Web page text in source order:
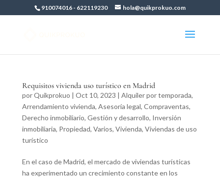
910074016- 622119230 hola@quikprokuo.com
Requisitos vivienda uso turístico en Madrid
porQuikprokuo | Oct 10, 2023 | Alquiler por temporada,
Arrendamiento vivienda, Asesoría legal, Compraventas,
Derecho inmobiliario, Gestión y desarrollo, Inversión
inmobiliaria, Propiedad, Varios, Vivienda, Viviendas de uso
turístico
En el caso de Madrid, el mercado de viviendas turísticas
ha experimentado un crecimiento constante en los